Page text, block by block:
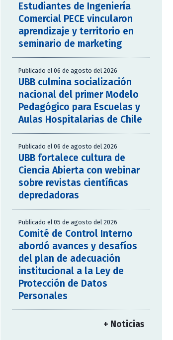
Estudiantes de Ingeniería
Comercial PECE vincularon
aprendizaje y territorio en
seminario de marketing
Publicado el 06 de agosto del 2026
UBB culmina socialización
nacional del primer Modelo
Pedagógico para Escuelas y
Aulas Hospitalarias de Chile
Publicado el 06 de agosto del 2026
UBB fortalece cultura de
Ciencia Abierta con webinar
sobre revistas científicas
depredadoras
Publicado el 05 de agosto del 2026
Comité de Control Interno
abordó avances y desafíos
del plan de adecuación
institucional a la Ley de
Protección de Datos
Personales
+ Noticias